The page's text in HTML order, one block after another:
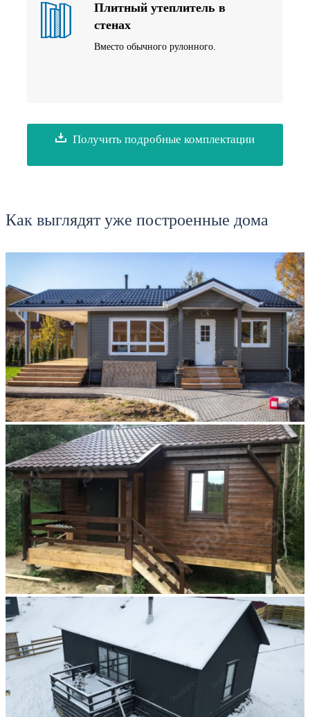
Плитный утеплитель в
стенах
Вместо обычного рулонного.
Получить подробные комплектации
Как выглядят уже построенные дома